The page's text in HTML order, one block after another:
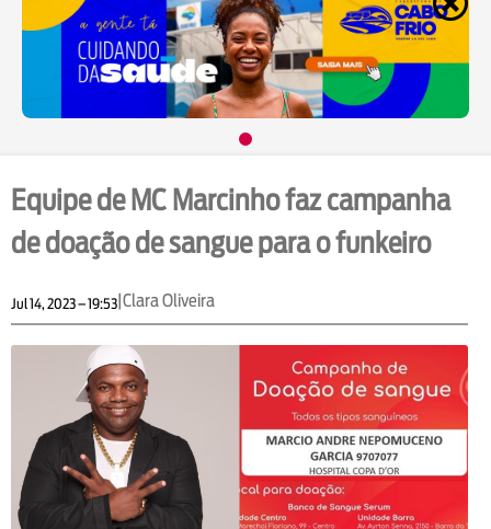
Equipe de MC Marcinho faz campanha
de doação de sangue para o funkeiro
Jul 14, 2023 – 19:53|Clara Oliveira